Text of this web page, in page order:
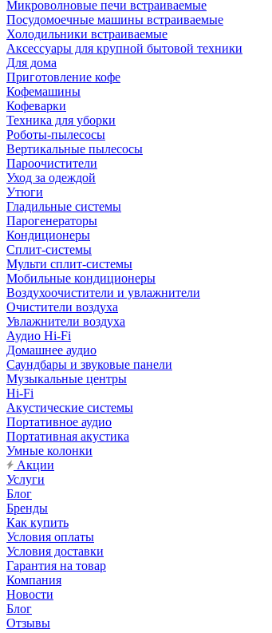
Микроволновые печи встраиваемые
Посудомоечные машины встраиваемые
Холодильники встраиваемые
Аксессуары для крупной бытовой техники
Для дома
Приготовление кофе
Кофемашины
Кофеварки
Техника для уборки
Роботы-пылесосы
Вертикальные пылесосы
Пароочистители
Уход за одеждой
Утюги
Гладильные системы
Парогенераторы
Кондиционеры
Сплит-системы
Мульти сплит-системы
Мобильные кондиционеры
Воздухоочистители и увлажнители
Очистители воздуха
Увлажнители воздуха
Аудио Hi-Fi
Домашнее аудио
Саундбары и звуковые панели
Музыкальные центры
Hi-Fi
Акустические системы
Портативное аудио
Портативная акустика
Умные колонки
Акции
Услуги
Блог
Бренды
Как купить
Условия оплаты
Условия доставки
Гарантия на товар
Компания
Новости
Блог
Отзывы